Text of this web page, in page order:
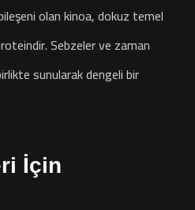
olan kinoa, dokuz temel
Sebzeler ve zaman
sunularak dengeli bir
İçin